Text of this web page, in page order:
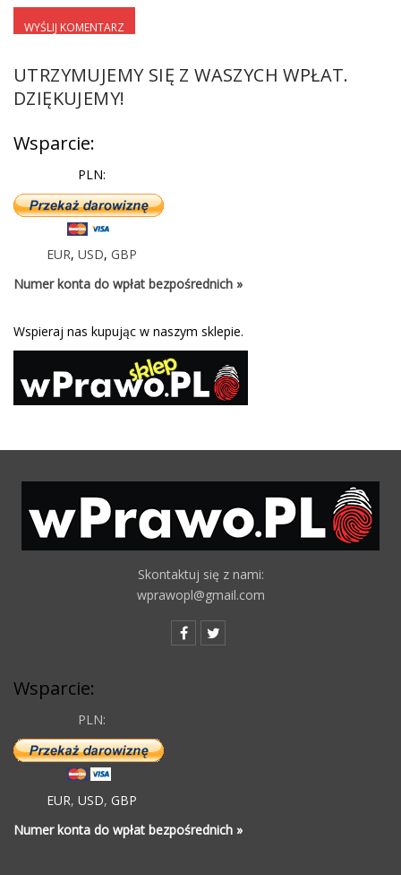
UTRZYMUJEMY SIĘ Z WASZYCH WPŁAT.
DZIĘKUJEMY!
Wsparcie:
PLN:
EUR, USD, GBP
Numer konta do wpłat bezpośrednich »
Wspieraj nas kupując w naszym sklepie.
Skontaktuj się z nami:
wprawopl@gmail.com
Wsparcie:
PLN:
EUR, USD, GBP
Numer konta do wpłat bezpośrednich »